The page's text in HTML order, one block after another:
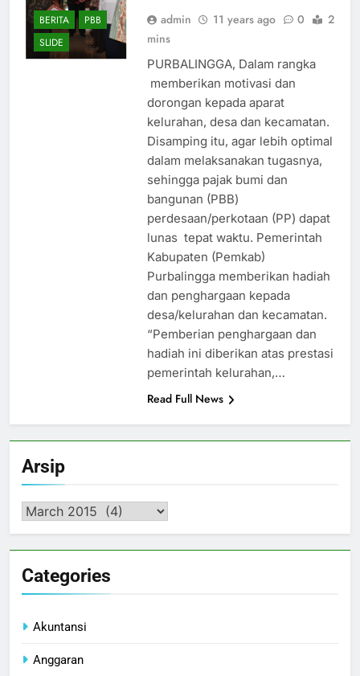
BERITA
PBB
SLIDE
admin 11 years ago 0
2
mins
PURBALINGGA, Dalam rangka
memberikan motivasi dan
dorongan kepada aparat
kelurahan, desa dan kecamatan.
Disamping itu, agar lebih optimal
dalam melaksanakan tugasnya,
sehingga pajak bumi dan
bangunan (PBB)
perdesaan/perkotaan (PP) dapat
lunas tepat waktu. Pemerintah
Kabupaten (Pemkab)
Purbalingga memberikan hadiah
dan penghargaan kepada
desa/kelurahan dan kecamatan.
“Pemberian penghargaan dan
hadiah ini diberikan atas prestasi
pemerintah kelurahan,…
Read Full News
Arsip
Arsip
Categories
Akuntansi
Anggaran